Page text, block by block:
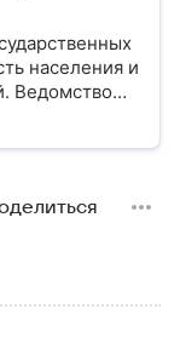
населения и
Ведомство
от
в